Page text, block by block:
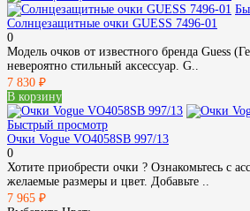
Солнцезащитные очки GUESS 7496-01
0
Модель очков от известного бренда Guess
невероятно стильный аксессуар. G..
7 830 ₽
В корзину
Быстрый просмотр
Очки Vogue VO4058SB 997/13
0
Хотите приобрести очки ? Ознакомьтесь с
желаемые размеры и цвет. Добавьте ..
7 965 ₽